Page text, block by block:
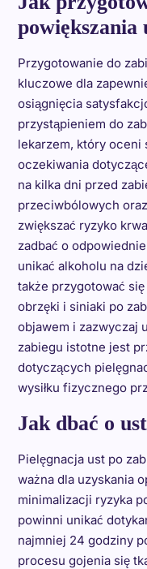
powiększania
Przygotowanie do
kluczowe dla
osiągnięcia
przystąpieniem do
lekarzem, który oceni
oczekiwania
na kilka dni przed
przeciwbólowych
zwiększać ryzyko
zadbać o
unikać alkoholu na
także przygotować
obrzęki i siniaki po
objawem i zazwyczaj
zabiegu istotne jest
dotyczących
wysiłku fizycznego
Jak dbać o
Pielęgnacja ust po
ważna dla uzyskania
minimalizacji ryzyka
powinni unikać
najmniej 24 godziny
procesu gojenia się